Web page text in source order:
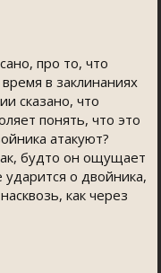
про то, что
в заклинаниях
сказано, что
понять, что это
атакуют?
будто он ощущает
о двойника,
как через